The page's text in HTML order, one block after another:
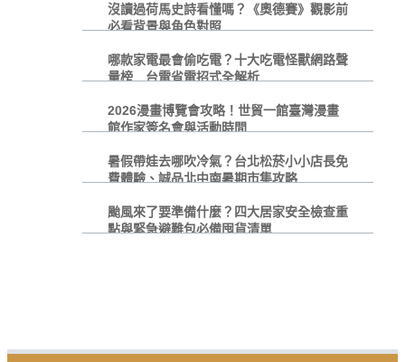
沒讀過荷馬史詩看懂嗎？《奧德賽》觀影前
必看背景與角色對照
哪款家電最會偷吃電？十大吃電怪獸網路聲
量榜 台電省電招式全解析
2026漫畫博覽會攻略！世貿一館臺灣漫畫
館作家簽名會與活動時間
暑假帶娃去哪吹冷氣？台北松菸小小店長免
費體驗、誠品北中南暑期市集攻略
颱風來了要準備什麼？四大居家安全檢查重
點與緊急避難包必備囤貨清單